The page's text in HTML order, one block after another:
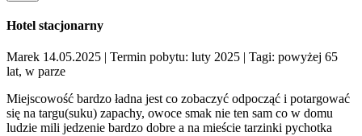
Hotel stacjonarny
Marek 14.05.2025 | Termin pobytu: luty 2025 | Tagi: powyżej 65
lat, w parze
Miejscowość bardzo ładna jest co zobaczyć odpocząć i potargować
się na targu(suku) zapachy, owoce smak nie ten sam co w domu
ludzie mili jedzenie bardzo dobre a na mieście tarzinki pychotka